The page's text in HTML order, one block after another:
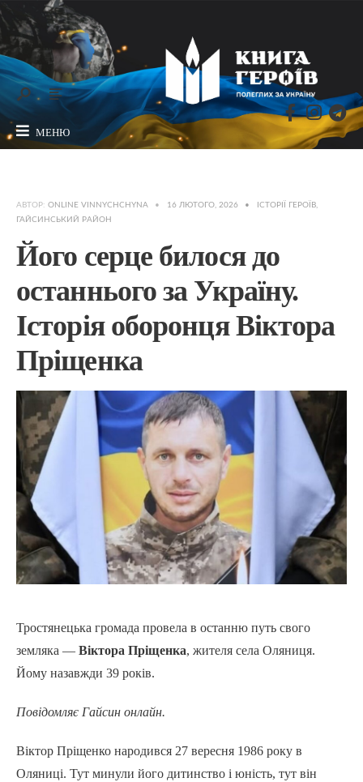
МЕНЮ
АВТОР: ONLINE VINNYCHCHYNA • 16 ЛЮТОГО, 2026 • ІСТОРІЇ ГЕРОЇВ,
ГАЙСИНСЬКИЙ РАЙОН
Його серце билося до
останнього за Україну.
Історія оборонця Віктора
Пріщенка
Тростянецька громада провела в останню путь свого
земляка — Віктора Пріщенка, жителя села Оляниця.
Йому назавжди 39 років.
Повідомляє Гайсин онлайн.
Віктор Пріщенко народився 27 вересня 1986 року в
Оляниці. Тут минули його дитинство і юність, тут він